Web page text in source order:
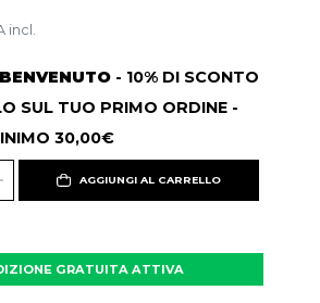
incl.
- 10% DI SCONTO
SUL TUO PRIMO ORDINE -
30,00€
AGGIUNGI AL CARRELLO
GRATUITA ATTIVA